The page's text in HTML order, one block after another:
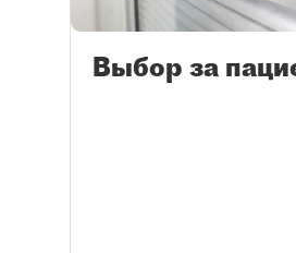
Выбор за